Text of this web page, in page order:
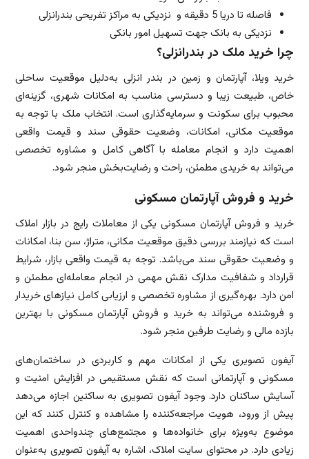
فاصله تا دریا 5 دقیقه و نزدیکی به مراکز تفریحی بندرانزلی
نزدیکی به بانک جهت تسهیل امور بانکی
چرا خرید ملک در بندرانزلی؟
خرید ویلا، آپارتمان و زمین در بندر انزلی به‌دلیل موقعیت ساحلی
خاص، طبیعت زیبا و دسترسی مناسب به امکانات شهری، گزینه‌ای
محبوب برای سکونت و سرمایه‌گذاری است. انتخاب ملک با توجه به
موقعیت مکانی، امکانات، وضعیت حقوقی سند و قیمت واقعی
اهمیت دارد و انجام معامله با آگاهی کامل و مشاوره تخصصی
می‌تواند به خریدی مطمئن، راحت و رضایت‌بخش منجر شود.
خرید و فروش آپارتمان مسکونی
خرید و فروش آپارتمان مسکونی یکی از معاملات رایج در بازار املاک
است که نیازمند بررسی دقیق موقعیت مکانی، متراژ، سن بنا، امکانات
و وضعیت حقوقی سند می‌باشد. توجه به قیمت واقعی بازار، شرایط
قرارداد و شفافیت مدارک نقش مهمی در انجام معامله‌ای مطمئن و
امن دارد. بهره‌گیری از مشاوره تخصصی و ارزیابی کامل نیازهای خریدار
و فروشنده می‌تواند به خرید و فروش آپارتمان مسکونی با بهترین
بازده مالی و رضایت طرفین منجر شود.
آیفون تصویری یکی از امکانات مهم و کاربردی در ساختمان‌های
مسکونی و آپارتمانی است که نقش مستقیمی در افزایش امنیت و
آسایش ساکنان دارد. وجود آیفون تصویری به ساکنین اجازه می‌دهد
پیش از ورود، هویت مراجعه‌کننده را مشاهده و کنترل کنند که این
موضوع به‌ویژه برای خانواده‌ها و مجتمع‌های چندواحدی اهمیت
زیادی دارد. در محتوای سایت املاک، اشاره به آیفون تصویری به‌عنوان